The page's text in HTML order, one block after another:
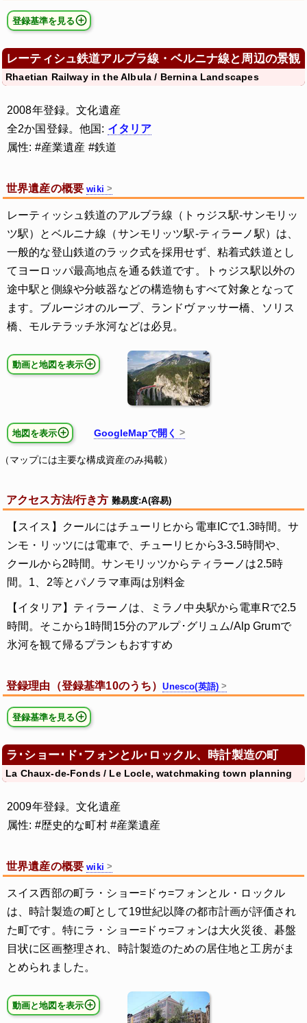
登録基準を見る
レーティシュ鉄道アルブラ線・ベルニナ線と周辺の景観
Rhaetian Railway in the Albula / Bernina Landscapes
2008年登録。文化遺産
全2か国登録。他国: イタリア
属性: #産業遺産 #鉄道
世界遺産の概要wiki
レーティッシュ鉄道のアルブラ線（トゥジス駅-サンモリッ
ツ駅）とベルニナ線（サンモリッツ駅-ティラーノ駅）は、
一般的な登山鉄道のラック式を採用せず、粘着式鉄道とし
てヨーロッパ最高地点を通る鉄道です。トゥジス駅以外の
途中駅と側線や分岐器などの構造物もすべて対象となって
ます。ブルージオのループ、ランドヴァッサー橋、ソリス
橋、モルテラッチ氷河などは必見。
動画と地図を表示
地図を表示 GoogleMapで開く
（マップには主要な構成資産のみ掲載）
アクセス方法/行き方 難易度:A(容易)
【スイス】クールにはチューリヒから電車ICで1.3時間。サ
ンモ・リッツには電車で、チューリヒから3-3.5時間や、
クールから2時間。サンモリッツからティラーノは2.5時
間。1、2等とパノラマ車両は別料金
【イタリア】ティラーノは、ミラノ中央駅から電車Rで2.5
時間。そこから1時間15分のアルプ･グリュム/Alp Grumで
氷河を観て帰るプランもおすすめ
登録理由（登録基準10のうち）Unesco(英語)
登録基準を見る
ラ･ショー･ド･フォンとル･ロックル、時計製造の町
La Chaux-de-Fonds / Le Locle, watchmaking town planning
2009年登録。文化遺産
属性: #歴史的な町村 #産業遺産
世界遺産の概要wiki
スイス西部の町ラ・ショー=ドゥ=フォンとル・ロックル
は、時計製造の町として19世紀以降の都市計画が評価され
た町です。特にラ・ショー=ドゥ=フォンは大火災後、碁盤
目状に区画整理され、時計製造のための居住地と工房がま
とめられました。
動画と地図を表示